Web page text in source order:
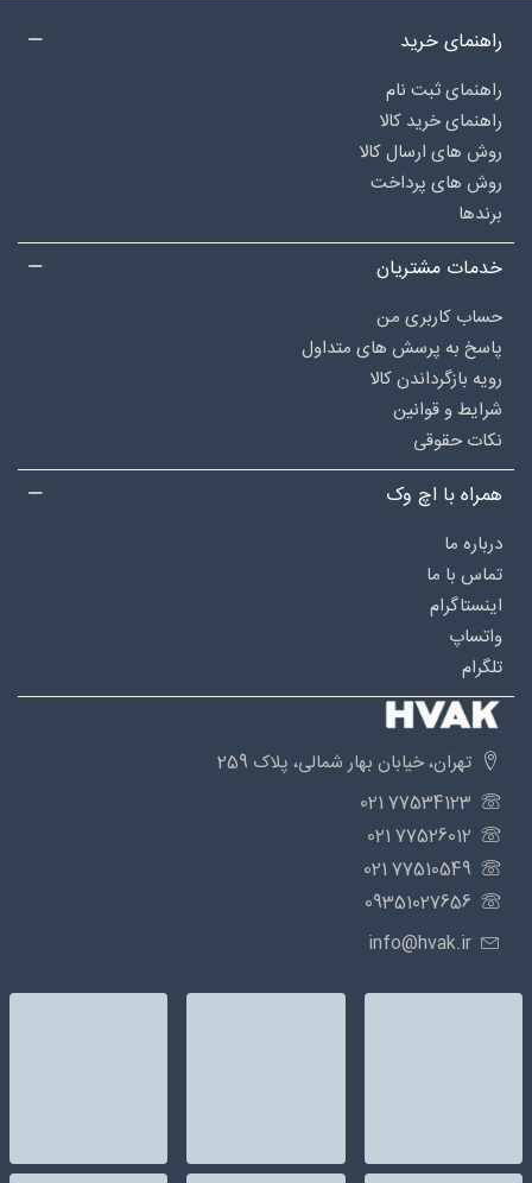
راهنمای خرید
راهنمای ثبت نام
راهنمای خرید کالا
روش های ارسال کالا
روش های پرداخت
برندها
خدمات مشتریان
حساب کاربری من
پاسخ به پرسش های متداول
رویه بازگرداندن کالا
شرایط و قوانین
نکات حقوقی
همراه با اچ وک
درباره‌ ما
تماس با ما
اینستاگرام
واتساپ
تلگرام
تهران، خیابان بهار شمالی، پلاک 259
77534123 021
77526012 021
77510549 021
09351027656
info@hvak.ir